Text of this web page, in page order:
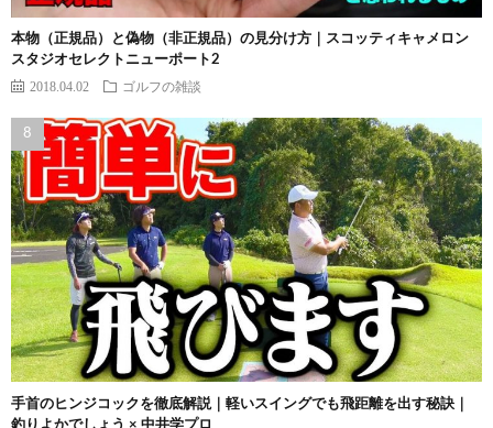
本物（正規品）と偽物（非正規品）の見分け方｜スコッティキャメロン
スタジオセレクトニューポート2
2018.04.02 ゴルフの雑談
手首のヒンジコックを徹底解説｜軽いスイングでも飛距離を出す秘訣｜
釣りよかでしょう × 中井学プロ